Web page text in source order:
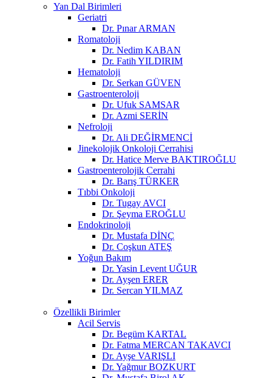
Yan Dal Birimleri
Geriatri
Dr. Pınar ARMAN
Romatoloji
Dr. Nedim KABAN
Dr. Fatih YILDIRIM
Hematoloji
Dr. Serkan GÜVEN
Gastroenteroloji
Dr. Ufuk SAMSAR
Dr. Azmi SERİN
Nefroloji
Dr. Ali DEĞİRMENCİ
Jinekolojik Onkoloji Cerrahisi
Dr. Hatice Merve BAKTIROĞLU
Gastroenterolojik Cerrahi
Dr. Barış TÜRKER
Tıbbi Onkoloji
Dr. Tugay AVCI
Dr. Şeyma EROĞLU
Endokrinoloji
Dr. Mustafa DİNÇ
Dr. Coşkun ATEŞ
Yoğun Bakım
Dr. Yasin Levent UĞUR
Dr. Ayşen ERER
Dr. Sercan YILMAZ
Özellikli Birimler
Acil Servis
Dr. Begüm KARTAL
Dr. Fatma MERCAN TAKAVCI
Dr. Ayşe VARIŞLI
Dr. Yağmur BOZKURT